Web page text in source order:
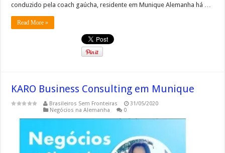
conduzido pela coach gaúcha, residente em Munique Alemanha há …
Read More »
KARO Business Consulting em Munique
Brasileiros Sem Fronteiras
31/05/2020
Negócios na Alemanha
0